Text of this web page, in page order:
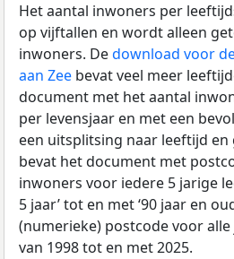
Het aantal inwoners per
op vijftallen en wordt alleen
inwoners. Dedownload voor
aan Zee bevat veel meer
document met het aantal
per levensjaar en met een
een uitsplitsing naar leeftijd en
bevat het document met
inwoners voor iedere 5 jarige
5 jaar’ tot en met ‘90 jaar en
(numerieke) postcode voor
van 1998 tot en met 2025.